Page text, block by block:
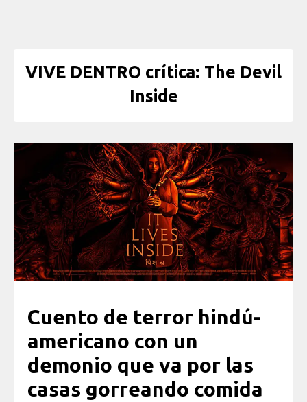
VIVE DENTRO crítica: The Devil
Inside
Cuento de terror hindú-
americano con un
demonio que va por las
casas gorreando comida